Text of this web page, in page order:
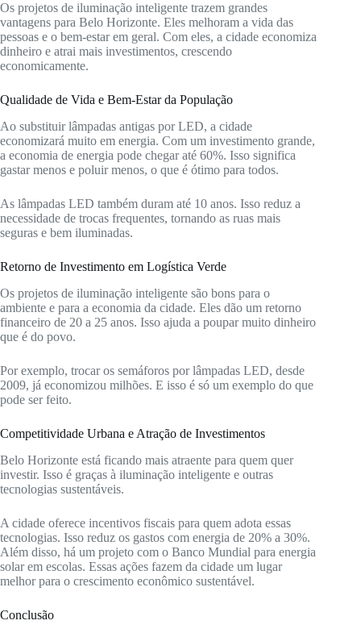
Os projetos de iluminação inteligente trazem grandes
vantagens para Belo Horizonte. Eles melhoram a vida das
pessoas e o bem-estar em geral. Com eles, a cidade economiza
dinheiro e atrai mais investimentos, crescendo
economicamente.
Qualidade de Vida e Bem-Estar da População
Ao substituir lâmpadas antigas por LED, a cidade
economizará muito em energia. Com um investimento grande,
a economia de energia pode chegar até 60%. Isso significa
gastar menos e poluir menos, o que é ótimo para todos.
As lâmpadas LED também duram até 10 anos. Isso reduz a
necessidade de trocas frequentes, tornando as ruas mais
seguras e bem iluminadas.
Retorno de Investimento em Logística Verde
Os projetos de iluminação inteligente são bons para o
ambiente e para a economia da cidade. Eles dão um retorno
financeiro de 20 a 25 anos. Isso ajuda a poupar muito dinheiro
que é do povo.
Por exemplo, trocar os semáforos por lâmpadas LED, desde
2009, já economizou milhões. E isso é só um exemplo do que
pode ser feito.
Competitividade Urbana e Atração de Investimentos
Belo Horizonte está ficando mais atraente para quem quer
investir. Isso é graças à iluminação inteligente e outras
tecnologias sustentáveis.
A cidade oferece incentivos fiscais para quem adota essas
tecnologias. Isso reduz os gastos com energia de 20% a 30%.
Além disso, há um projeto com o Banco Mundial para energia
solar em escolas. Essas ações fazem da cidade um lugar
melhor para o crescimento econômico sustentável.
Conclusão